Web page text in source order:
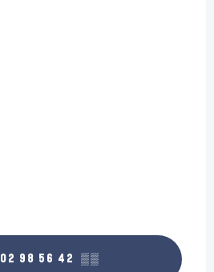
02 98 56 42 ▒▒